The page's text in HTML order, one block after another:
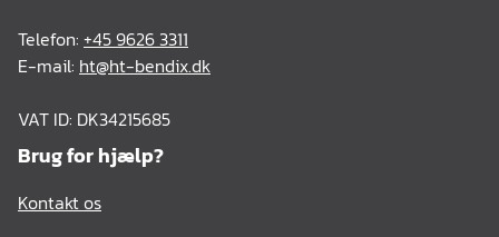
Telefon: +45 9626 3311
E-mail: ht@ht-bendix.dk
VAT ID: DK34215685
Brug for hjælp?
Kontakt os